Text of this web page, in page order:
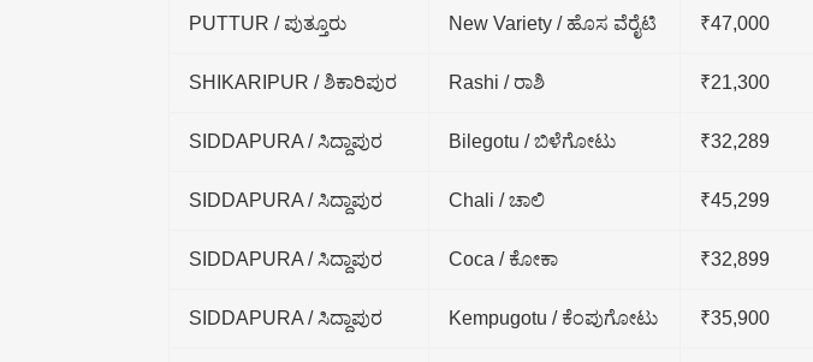
PUTTUR / ಪುತ್ತೂರು New Variety / ಹೊಸ ವೆರೈಟಿ ₹47,000
SHIKARIPUR / ಶಿಕಾರಿಪುರ Rashi / ರಾಶಿ ₹21,300
SIDDAPURA / ಸಿದ್ದಾಪುರ Bilegotu / ಬಿಳೆಗೋಟು ₹32,289
SIDDAPURA / ಸಿದ್ದಾಪುರ Chali / ಚಾಲಿ ₹45,299
SIDDAPURA / ಸಿದ್ದಾಪುರ Coca / ಕೋಕಾ ₹32,899
SIDDAPURA / ಸಿದ್ದಾಪುರ Kempugotu / ಕೆಂಪುಗೋಟು ₹35,900